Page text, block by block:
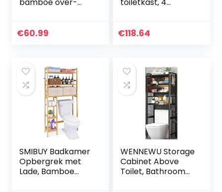
vrijstaand toilet
planken (Walnoot)
€60.99
toiletrek,
planken en
schuifdeur,
badkamerkast,
wc-rek (bruin)
€118.64
SMIBUY Badkamer
Opbergrek met
Lade, Bamboe
WENNEWU Storage
Cabinet Above
Toilet, Bathroom